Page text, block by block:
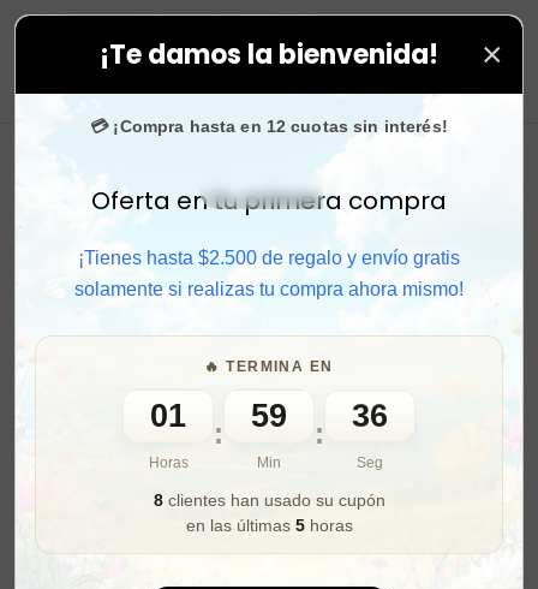
¡Te damos la bienvenida! ×
💳 ¡Compra hasta en 12 cuotas sin interés!
Activar sonido
Oferta en tu primera compra
¡Tienes hasta $2.500 de regalo y envío gratis
solamente si realizas tu compra ahora mismo!
🔥 TERMINA EN
01
Horas
: 59
Min
: 34
Seg
8clientes han usado su cupón
en las últimas 5horas
⚡ Compra rápido y aprovecha. 💙 +50.000 fans